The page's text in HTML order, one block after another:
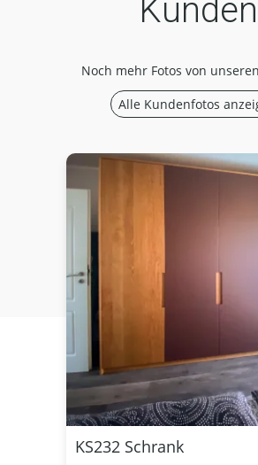
Kunden
Noch mehr Fotos von
Alle Kundenfotos
KS232 Schrank